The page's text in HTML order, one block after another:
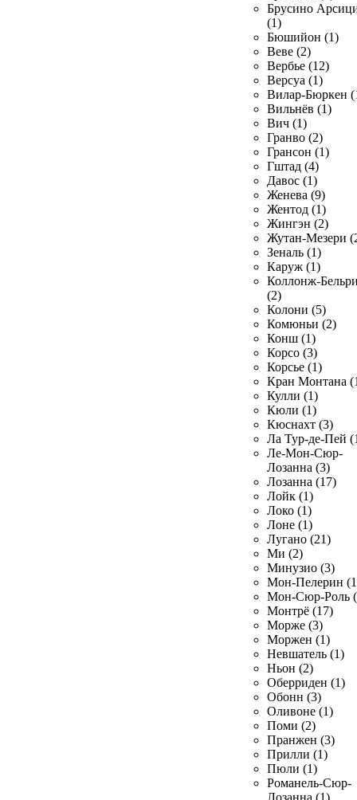
Брусино
(1)
Бюшийон (1)
Веве (2)
Вербье (12)
Версуа (1)
Вилар-Бюркен
Вильнёв (1)
Вич (1)
Гранво (2)
Грансон (1)
Гштад (4)
Давос (1)
Женева (9)
Жентод (1)
Жингэн (2)
Жутан-Мезери
Зеналь (1)
Каруж (1)
Коллонж-
(2)
Колони (5)
Комюньи (2)
Конш (1)
Корсо (3)
Корсье (1)
Кран Монтана
Кулли (1)
Кюли (1)
Кюснахт (3)
Ла Тур-де-Пей
Ле-Мон-Сюр-
Лозанна (3)
Лозанна (17)
Лойк (1)
Локо (1)
Лоне (1)
Лугано (21)
Ми (2)
Минузио (3)
Мон-Пелерин
Мон-Сюр-Роль
Монтрё (17)
Морже (3)
Моржен (1)
Невшатель (1)
Ньон (2)
Оберриден (1)
Обонн (3)
Оливоне (1)
Поми (2)
Пранжен (3)
Прилли (1)
Пюли (1)
Романель-Сюр-
Лозанна (1)